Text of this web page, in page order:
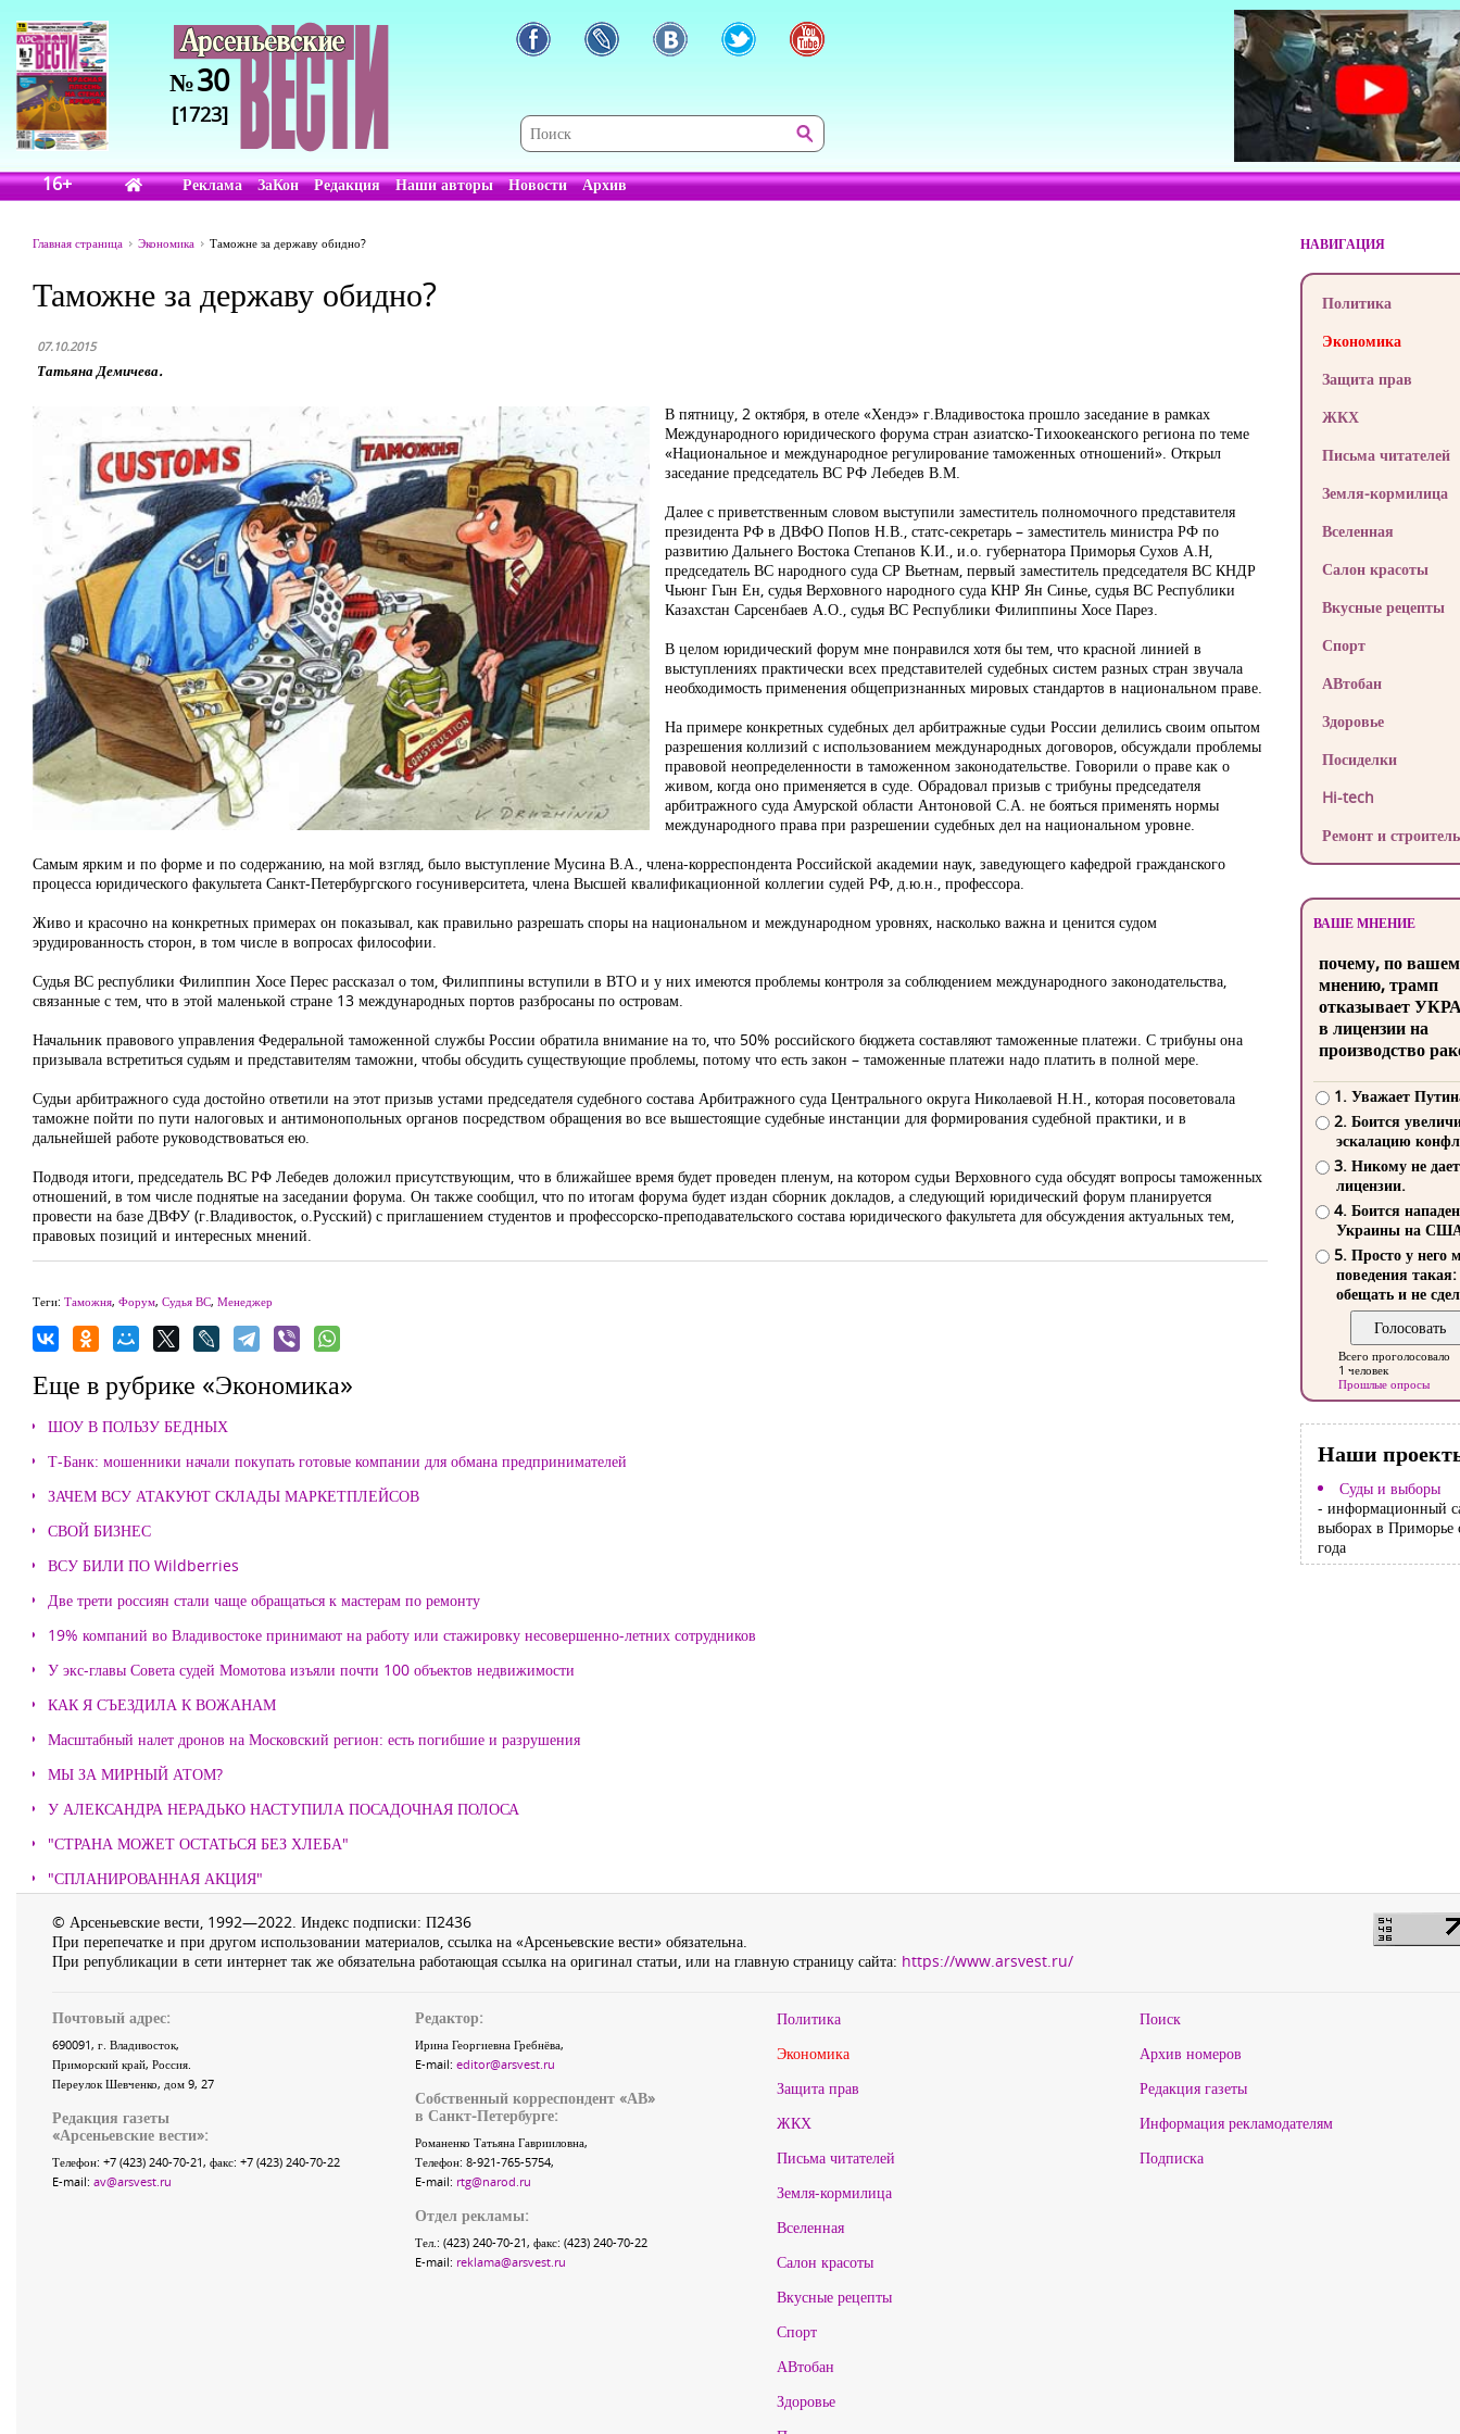
№30
[1723]
16+ Реклама ЗаКон Редакция Наши авторы Новости Архив
Главная страница Экономика Таможне за державу обидно?
Таможне за державу обидно?
07.10.2015
Татьяна Демичева.
В пятницу, 2 октября, в отеле «Хендэ» г.Владивостока прошло заседание в рамках
Международного юридического форума стран азиатско-Тихоокеанского региона по теме
«Национальное и международное регулирование таможенных отношений». Открыл
заседание председатель ВС РФ Лебедев В.М.
Далее с приветственным словом выступили заместитель полномочного представителя
президента РФ в ДВФО Попов Н.В., статс-секретарь – заместитель министра РФ по
развитию Дальнего Востока Степанов К.И., и.о. губернатора Приморья Сухов А.Н,
председатель ВС народного суда СР Вьетнам, первый заместитель председателя ВС КНДР
Чьюнг Гын Ен, судья Верховного народного суда КНР Ян Синье, судья ВС Республики
Казахстан Сарсенбаев А.О., судья ВС Республики Филиппины Хосе Парез.
В целом юридический форум мне понравился хотя бы тем, что красной линией в
выступлениях практически всех представителей судебных систем разных стран звучала
необходимость применения общепризнанных мировых стандартов в национальном праве.
На примере конкретных судебных дел арбитражные судьи России делились своим опытом
разрешения коллизий с использованием международных договоров, обсуждали проблемы
правовой неопределенности в таможенном законодательстве. Говорили о праве как о
живом, когда оно применяется в суде. Обрадовал призыв с трибуны председателя
арбитражного суда Амурской области Антоновой С.А. не бояться применять нормы
международного права при разрешении судебных дел на национальном уровне.
Самым ярким и по форме и по содержанию, на мой взгляд, было выступление Мусина В.А., члена-корреспондента Российской академии наук, заведующего кафедрой гражданского
процесса юридического факультета Санкт-Петербургского госуниверситета, члена Высшей квалификационной коллегии судей РФ, д.ю.н., профессора.
Живо и красочно на конкретных примерах он показывал, как правильно разрешать споры на национальном и международном уровнях, насколько важна и ценится судом
эрудированность сторон, в том числе в вопросах философии.
Судья ВС республики Филиппин Хосе Перес рассказал о том, Филиппины вступили в ВТО и у них имеются проблемы контроля за соблюдением международного законодательства,
связанные с тем, что в этой маленькой стране 13 международных портов разбросаны по островам.
Начальник правового управления Федеральной таможенной службы России обратила внимание на то, что 50% российского бюджета составляют таможенные платежи. С трибуны она
призывала встретиться судьям и представителям таможни, чтобы обсудить существующие проблемы, потому что есть закон – таможенные платежи надо платить в полной мере.
Судьи арбитражного суда достойно ответили на этот призыв устами председателя судебного состава Арбитражного суда Центрального округа Николаевой Н.Н., которая посоветовала
таможне пойти по пути налоговых и антимонопольных органов посредством обращения во все вышестоящие судебные инстанции для формирования судебной практики, и в
дальнейшей работе руководствоваться ею.
Подводя итоги, председатель ВС РФ Лебедев доложил присутствующим, что в ближайшее время будет проведен пленум, на котором судьи Верховного суда обсудят вопросы таможенных
отношений, в том числе поднятые на заседании форума. Он также сообщил, что по итогам форума будет издан сборник докладов, а следующий юридический форум планируется
провести на базе ДВФУ (г.Владивосток, о.Русский) с приглашением студентов и профессорско-преподавательского состава юридического факультета для обсуждения актуальных тем,
правовых позиций и интересных мнений.
Теги: Таможня, Форум, Судья ВС, Менеджер
Еще в рубрике «Экономика»
ШОУ В ПОЛЬЗУ БЕДНЫХ
Т-Банк: мошенники начали покупать готовые компании для обмана предпринимателей
ЗАЧЕМ ВСУ АТАКУЮТ СКЛАДЫ МАРКЕТПЛЕЙСОВ
СВОЙ БИЗНЕС
ВСУ БИЛИ ПО Wildberries
Две трети россиян стали чаще обращаться к мастерам по ремонту
19% компаний во Владивостоке принимают на работу или стажировку несовершенно-летних сотрудников
У экс-главы Совета судей Момотова изъяли почти 100 объектов недвижимости
КАК Я СЪЕЗДИЛА К ВОЖАНАМ
Масштабный налет дронов на Московский регион: есть погибшие и разрушения
МЫ ЗА МИРНЫЙ АТОМ?
У АЛЕКСАНДРА НЕРАДЬКО НАСТУПИЛА ПОСАДОЧНАЯ ПОЛОСА
"СТРАНА МОЖЕТ ОСТАТЬСЯ БЕЗ ХЛЕБА"
"СПЛАНИРОВАННАЯ АКЦИЯ"
НАВИГАЦИЯ
Политика
Экономика
Защита прав
ЖКХ
Письма читателей
Земля-кормилица
Вселенная
Салон красоты
Вкусные рецепты
Спорт
АВтобан
Здоровье
Посиделки
Hi-tech
Ремонт и
ВАШЕ МНЕНИЕ
почему, по
мнению, трамп
отказывает
в лицензии на
производство
1. Уважает
2. Боится
эскалацию
3. Никому не
лицензии.
4. Боится
Украины на
5. Просто у него
поведения такая:
обещать и не
Всего проголосовало
1 человек
Прошлые опросы
Наши
Суды и выборы
- информационный
выборах в Приморье
года
© Арсеньевские вести, 1992—2022. Индекс подписки: П2436
При перепечатке и при другом использовании материалов, ссылка на «Арсеньевские вести» обязательна.
При републикации в сети интернет так же обязательна работающая ссылка на оригинал статьи, или на главную страницу сайта: https://www.arsvest.ru/
Почтовый адрес:
690091, г. Владивосток,
Приморский край, Россия.
Переулок Шевченко, дом 9, 27
Редакция газеты
«Арсеньевские вести»:
Телефон: +7 (423) 240-70-21, факс: +7 (423) 240-70-22
E-mail: av@arsvest.ru
Редактор:
Ирина Георгиевна Гребнёва,
E-mail: editor@arsvest.ru
Собственный корреспондент «АВ»
в Санкт-Петербурге:
Романенко Татьяна Гаврииловна,
Телефон: 8-921-765-5754,
E-mail: rtg@narod.ru
Отдел рекламы:
Тел.: (423) 240-70-21, факс: (423) 240-70-22
E-mail: reklama@arsvest.ru
Политика
Экономика
Защита прав
ЖКХ
Письма читателей
Земля-кормилица
Вселенная
Салон красоты
Вкусные рецепты
Спорт
АВтобан
Здоровье
Поиск
Архив номеров
Редакция газеты
Информация рекламодателям
Подписка